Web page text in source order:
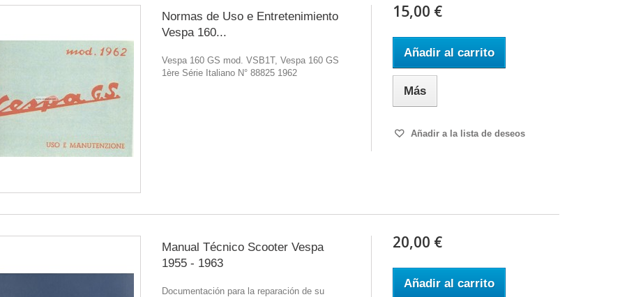
Normas de Uso e Entretenimiento
Vespa 160...
Vespa 160 GS mod. VSB1T, Vespa 160 GS
1ère Série Italiano N° 88825 1962
15,00 €
Añadir al carrito
Más
Añadir a la lista de deseos
Manual Técnico Scooter Vespa
1955 - 1963
Documentación para la reparación de su
20,00 €
Añadir al carrito